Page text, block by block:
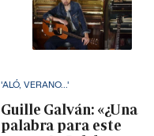
'ALÓ, VERANO...'
Guille Galván: «¿Una
palabra para este